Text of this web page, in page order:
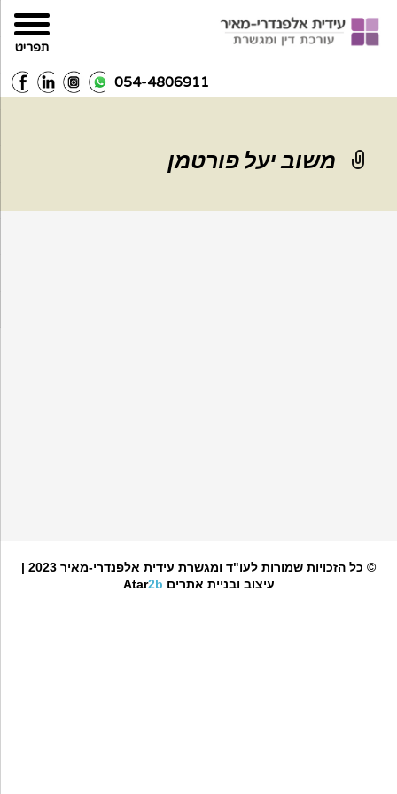
054-4806911
משוב יעל פורטמן
© כל הזכויות שמורות לעו"ד ומגשרת עידית אלפנדרי-מאיר 2023 |
עיצוב ובניית אתרים
Atar2b
תפריט